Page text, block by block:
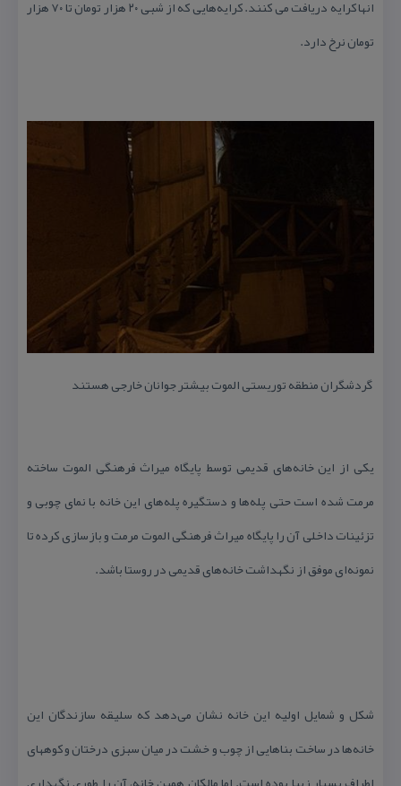
انها كرایه دریافت می كنند. كرایه‌هایی كه از شبی ۲۰ هزار تومان تا ۷۰ هزار
تومان نرخ دارد.
گردشگران منطقه توریستی الموت بیشتر جوانان خارجی هستند
یكی از این خانه‌های قدیمی توسط پایگاه میراث فرهنگی الموت ساخته
مرمت شده است حتی پله‌ها و دستگیره پله‌های این خانه با نمای چوبی و
تزئینات داخلی آن را پایگاه میراث فرهنگی الموت مرمت و بازسازی كرده تا
نمونه‌ای موفق از نگهداشت خانه‌های قدیمی در روستا باشد.
شكل و شمایل اولیه این خانه نشان می‌دهد كه سلیقه سازندگان این
خانه‌ها در ساخت بناهایی از چوب و خشت در میان سبزی درختان و كوههای